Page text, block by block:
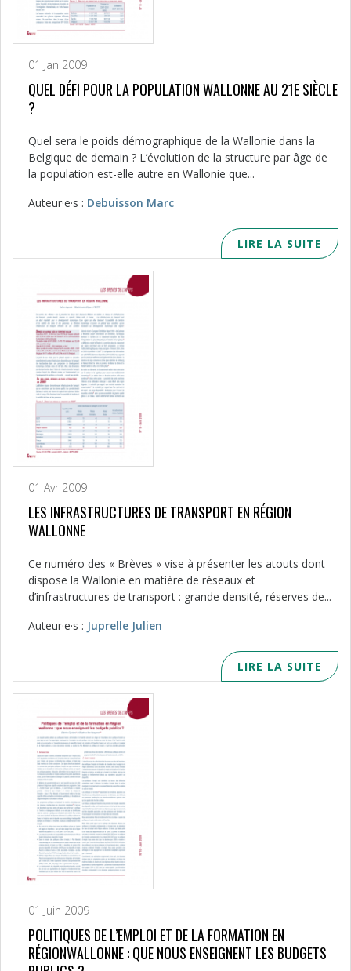
01 Jan 2009
QUEL DÉFI POUR LA POPULATION WALLONNE AU 21E SIÈCLE
?
Quel sera le poids démographique de la Wallonie dans la
Belgique de demain ? L’évolution de la structure par âge de
la population est-elle autre en Wallonie que...
Auteur·e·s : Debuisson Marc
LIRE LA SUITE
01 Avr 2009
LES INFRASTRUCTURES DE TRANSPORT EN RÉGION
WALLONNE
Ce numéro des « Brèves » vise à présenter les atouts dont
dispose la Wallonie en matière de réseaux et
d’infrastructures de transport : grande densité, réserves de...
Auteur·e·s : Juprelle Julien
LIRE LA SUITE
01 Juin 2009
POLITIQUES DE L’EMPLOI ET DE LA FORMATION EN
RÉGIONWALLONNE : QUE NOUS ENSEIGNENT LES BUDGETS